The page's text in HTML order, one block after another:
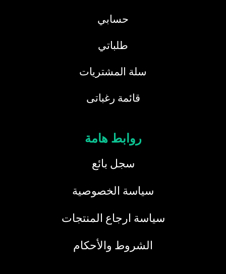
حسابي
طلباتي
سلة المشتريات
قائمة رغباتى
روابط هامة
سجل بائع
سياسة الخصوصية
سياسة ارجاع المنتجات
الشروط والأحكام